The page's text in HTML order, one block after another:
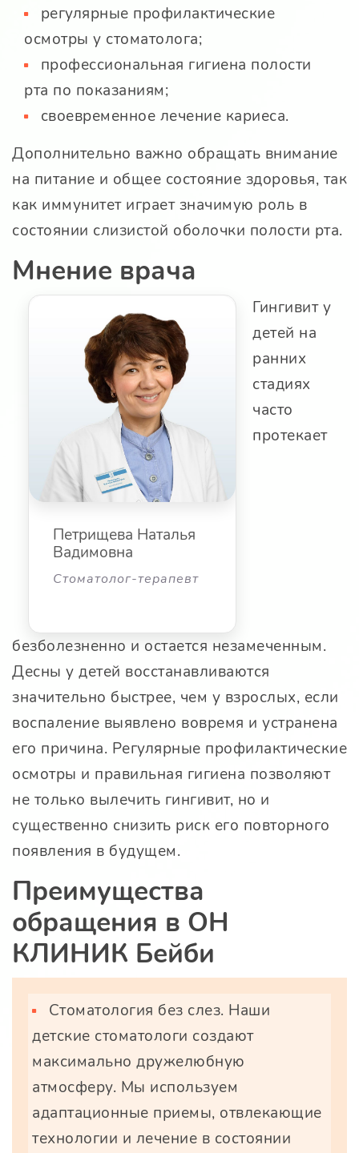
регулярные профилактические
осмотры у стоматолога;
профессиональная гигиена полости
рта по показаниям;
своевременное лечение кариеса.
Дополнительно важно обращать внимание
на питание и общее состояние здоровья, так
как иммунитет играет значимую роль в
состоянии слизистой оболочки полости рта.
Мнение врача
Петрищева Наталья
Вадимовна
Стоматолог-терапевт
Гингивит у
детей на
ранних
стадиях
часто
протекает
безболезненно и остается незамеченным.
Десны у детей восстанавливаются
значительно быстрее, чем у взрослых, если
воспаление выявлено вовремя и устранена
его причина. Регулярные профилактические
осмотры и правильная гигиена позволяют
не только вылечить гингивит, но и
существенно снизить риск его повторного
появления в будущем.
Преимущества
обращения в ОН
КЛИНИК Бейби
Стоматология без слез. Наши
детские стоматологи создают
максимально дружелюбную
атмосферу. Мы используем
адаптационные приемы, отвлекающие
технологии и лечение в состоянии